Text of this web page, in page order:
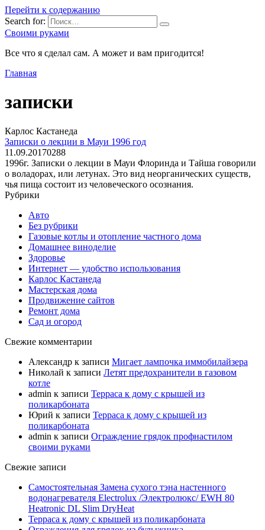
Перейти к содержанию
Search for:
Своими руками
Все что я сделал сам. А может и вам пригодится!
Главная
записки
Карлос Кастанеда
Записки о лекции в Мауи 1996 год
11.09.20170288
1996г. Записки о лекции в Мауи Флоринда и Тайша говорили
о воладорах, или летунах. Это вид неорганических существ,
чья пища состоит из человеческого осознания.
Рубрики
Авто
Без рубрики
Газовые котлы и отопление частного дома
Домашнее виноделие
Здоровье
Интернет — удобство использования
Карлос Кастанеда
Мастерская дома
Продвижение сайтов
Ремонт дома
Сад и огород
Свежие комментарии
Александр к записи Мигает лампочка иммобилайзера
Николай к записи Летят предохранители в газовом
котле
admin к записи Терраса к дому с крышей из
поликарбоната
Юрий к записи Терраса к дому с крышей из
поликарбоната
admin к записи Ограждение грядок профнастилом
своими руками
Свежие записи
Самостоятельная Замена сухого тэна настенного
водонагревателя Electrolux /Электролюкс/ EWH 80
Heatronic DL Slim DryHeat
Терраса к дому с крышей из поликарбоната